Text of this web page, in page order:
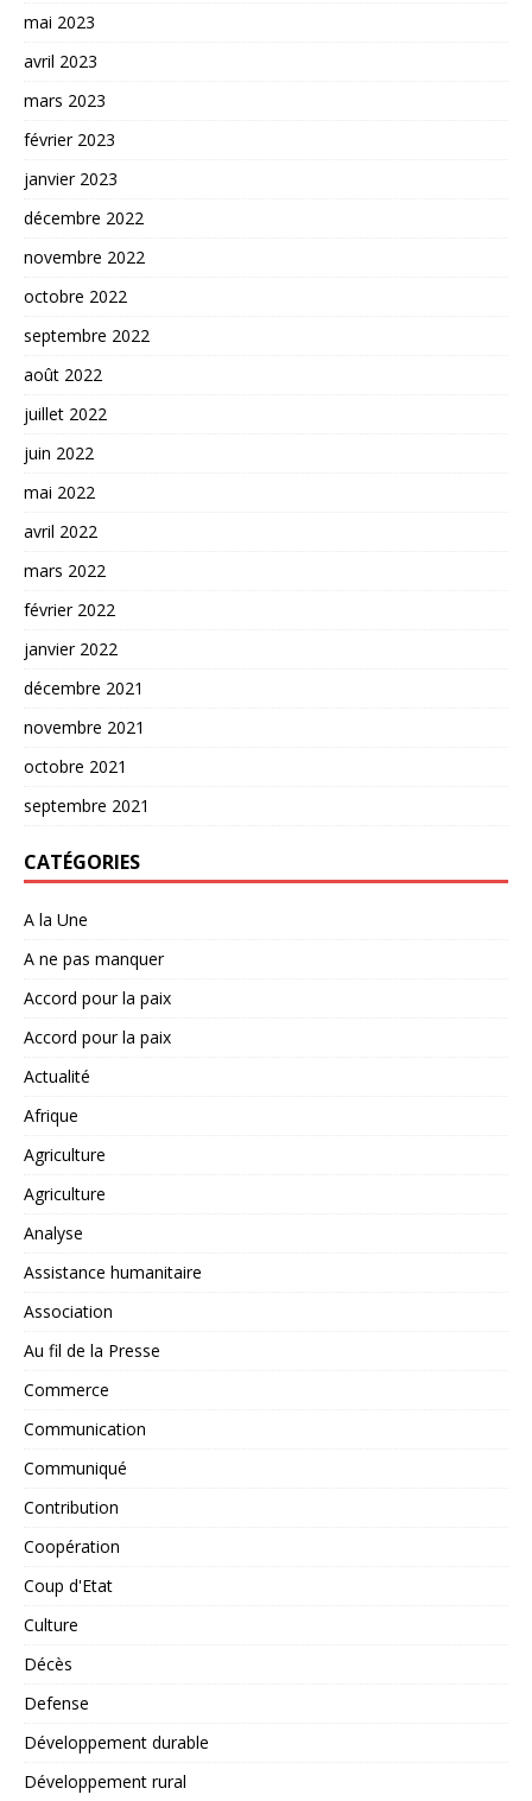
mai 2023
avril 2023
mars 2023
février 2023
janvier 2023
décembre 2022
novembre 2022
octobre 2022
septembre 2022
août 2022
juillet 2022
juin 2022
mai 2022
avril 2022
mars 2022
février 2022
janvier 2022
décembre 2021
novembre 2021
octobre 2021
septembre 2021
CATÉGORIES
A la Une
A ne pas manquer
Accord pour la paix
Accord pour la paix
Actualité
Afrique
Agriculture
Agriculture
Analyse
Assistance humanitaire
Association
Au fil de la Presse
Commerce
Communication
Communiqué
Contribution
Coopération
Coup d'Etat
Culture
Décès
Defense
Développement durable
Développement rural